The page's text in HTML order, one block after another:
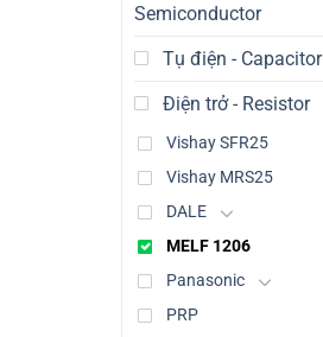
Semiconductor
Tụ điện - Capacitor
Điện trở - Resistor
Vishay SFR25
Vishay MRS25
DALE
MELF 1206
Panasonic
PRP